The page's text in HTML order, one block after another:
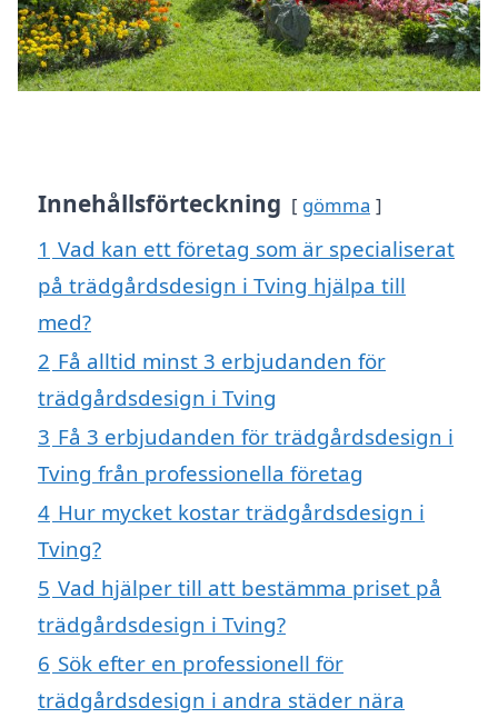
Innehållsförteckning gömma
1 Vad kan ett företag som är specialiserat
på trädgårdsdesign i Tving hjälpa till
med?
2 Få alltid minst 3 erbjudanden för
trädgårdsdesign i Tving
3 Få 3 erbjudanden för trädgårdsdesign i
Tving från professionella företag
4 Hur mycket kostar trädgårdsdesign i
Tving?
5 Vad hjälper till att bestämma priset på
trädgårdsdesign i Tving?
6 Sök efter en professionell för
trädgårdsdesign i andra städer nära